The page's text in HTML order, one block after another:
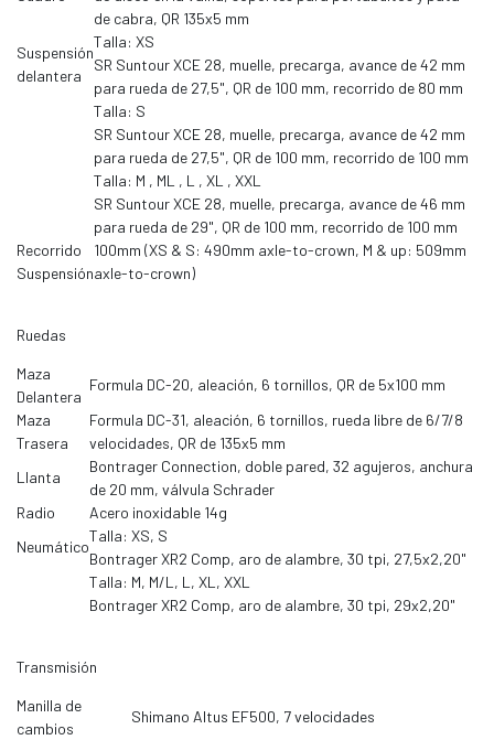
de cabra, QR 135x5 mm
Suspensión
delantera
Talla: XS
SR Suntour XCE 28, muelle, precarga, avance de 42 mm
para rueda de 27,5", QR de 100 mm, recorrido de 80 mm
Talla: S
SR Suntour XCE 28, muelle, precarga, avance de 42 mm
para rueda de 27,5", QR de 100 mm, recorrido de 100 mm
Talla: M , ML , L , XL , XXL
SR Suntour XCE 28, muelle, precarga, avance de 46 mm
para rueda de 29", QR de 100 mm, recorrido de 100 mm
Recorrido
Suspensión
100mm (XS & S: 490mm axle-to-crown, M & up: 509mm
axle-to-crown)
Ruedas
Maza
Delantera
Formula DC-20, aleación, 6 tornillos, QR de 5x100 mm
Maza
Trasera
Formula DC-31, aleación, 6 tornillos, rueda libre de 6/7/8
velocidades, QR de 135x5 mm
Llanta
Bontrager Connection, doble pared, 32 agujeros, anchura
de 20 mm, válvula Schrader
Radio
Acero inoxidable 14g
Neumático
Talla: XS, S
Bontrager XR2 Comp, aro de alambre, 30 tpi, 27,5x2,20"
Talla: M, M/L, L, XL, XXL
Bontrager XR2 Comp, aro de alambre, 30 tpi, 29x2,20"
Transmisión
Manilla de
cambios
Shimano Altus EF500, 7 velocidades